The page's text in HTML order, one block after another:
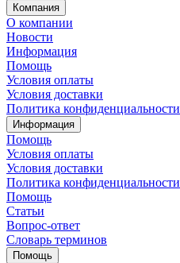
Компания
О компании
Новости
Информация
Помощь
Условия оплаты
Условия доставки
Политика конфиденциальности
Информация
Помощь
Условия оплаты
Условия доставки
Политика конфиденциальности
Помощь
Статьи
Вопрос-ответ
Словарь терминов
Помощь